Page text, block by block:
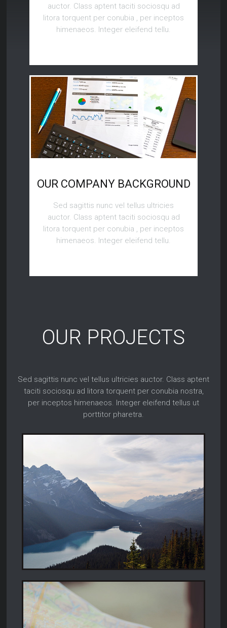
auctor. Class aptent taciti sociosqu ad
litora torquent per conubia , per inceptos
himenaeos. Integer eleifend tellu.
OUR COMPANY BACKGROUND
Sed sagittis nunc vel tellus ultricies
auctor. Class aptent taciti sociosqu ad
litora torquent per conubia , per inceptos
himenaeos. Integer eleifend tellu.
OUR PROJECTS
Sed sagittis nunc vel tellus ultricies auctor. Class aptent
taciti sociosqu ad litora torquent per conubia nostra,
per inceptos himenaeos. Integer eleifend tellus ut
porttitor pharetra.